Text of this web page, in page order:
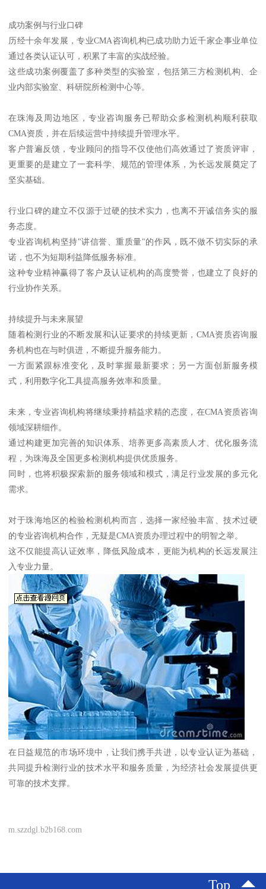
成功案例与行业口碑
历经十余年发展，专业CMA咨询机构已成功助力近千家企事业单位
通过各类认证认可，积累了丰富的实战经验。
这些成功案例覆盖了多种类型的实验室，包括第三方检测机构、企
业内部实验室、科研院所检测中心等。
在珠海及周边地区，专业咨询服务已帮助众多检测机构顺利获取
CMA资质，并在后续运营中持续提升管理水平。
客户普遍反馈，专业顾问的指导不仅使他们高效通过了资质评审，
更重要的是建立了一套科学、规范的管理体系，为长远发展奠定了
坚实基础。
行业口碑的建立不仅源于过硬的技术实力，也离不开诚信务实的服
务态度。
专业咨询机构坚持"讲信誉、重质量"的作风，既不做不切实际的承
诺，也不为短期利益降低服务标准。
这种专业精神赢得了客户及认证机构的高度赞誉，也建立了良好的
行业协作关系。
持续提升与未来展望
随着检测行业的不断发展和认证要求的持续更新，CMA资质咨询服
务机构也在与时俱进，不断提升服务能力。
一方面紧跟标准变化，及时掌握最新要求；另一方面创新服务模
式，利用数字化工具提高服务效率和质量。
未来，专业咨询机构将继续秉持精益求精的态度，在CMA资质咨询
领域深耕细作。
通过构建更加完善的知识体系、培养更多高素质人才、优化服务流
程，为珠海及全国更多检测机构提供优质服务。
同时，也将积极探索新的服务领域和模式，满足行业发展的多元化
需求。
对于珠海地区的检验检测机构而言，选择一家经验丰富、技术过硬
的专业咨询机构合作，无疑是CMA资质办理过程中的明智之举。
这不仅能提高认证效率，降低风险成本，更能为机构的长远发展注
入专业力量。
在日益规范的市场环境中，让我们携手共进，以专业认证为基础，
共同提升检测行业的技术水平和服务质量，为经济社会发展提供更
可靠的技术支撑。
m.szzdgl.b2b168.com
Top